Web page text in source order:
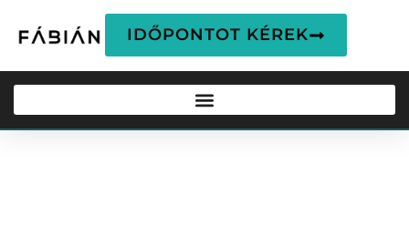
IDŐPONTOT KÉREK